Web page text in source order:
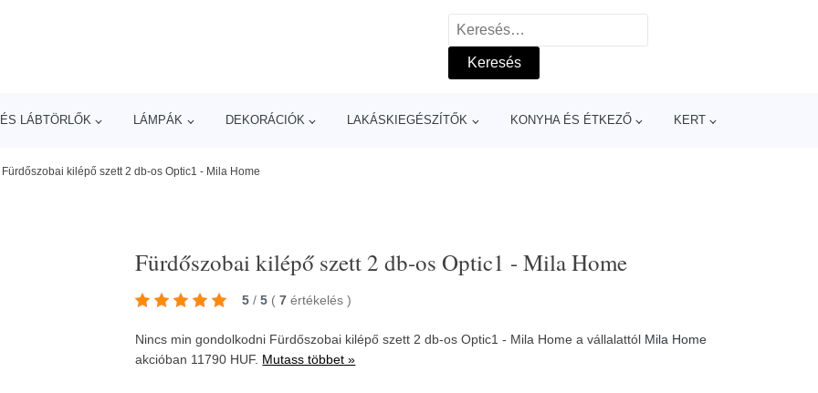
Keresés:
LÁBTÖRLŐK LÁMPÁK DEKORÁCIÓK LAKÁSKIEGÉSZÍTŐK KONYHA ÉS ÉTKEZŐ KERT
Fürdőszobai kilépő szett 2 db-os Optic1 - Mila Home
Fürdőszobai kilépő szett 2 db-os Optic1 - Mila Home
5 / 5 ( 7 értékelés)
Nincs min gondolkodni Fürdőszobai kilépő szett 2 db-os Optic1 - Mila Home a vállalattól Mila Home
akcióban 11790 HUF. Mutass többet »